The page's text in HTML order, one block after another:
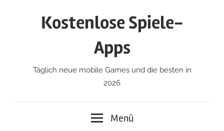
Kostenlose Spiele-
Apps
Täglich neue mobile Games und die besten in
2026
Menü